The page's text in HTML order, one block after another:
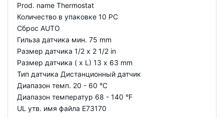
Prod. name Thermostat
Количество в упаковке 10 PC
Сброс AUTO
Гильза датчика мин. 75 mm
Размер датчика 1/2 x 2 1/2 in
Размер датчика ( x L) 13 x 63 mm
Тип датчика Дистанционный датчик
Диапазон темп. 20 - 60 °C
Диапазон температур 68 - 140 °F
UL утв. имя файла E73170